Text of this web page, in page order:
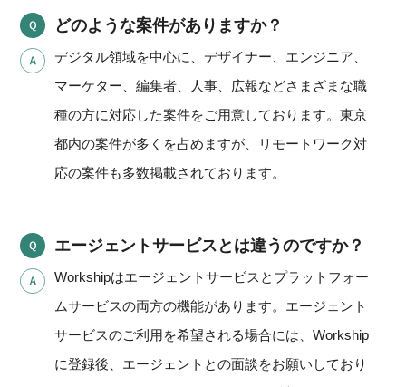
どのような案件がありますか？
デジタル領域を中心に、デザイナー、エンジニア、
マーケター、編集者、人事、広報などさまざまな職
種の方に対応した案件をご用意しております。東京
都内の案件が多くを占めますが、リモートワーク対
応の案件も多数掲載されております。
エージェントサービスとは違うのですか？
Workshipはエージェントサービスとプラットフォー
ムサービスの両方の機能があります。エージェント
サービスのご利用を希望される場合には、Workship
に登録後、エージェントとの面談をお願いしており